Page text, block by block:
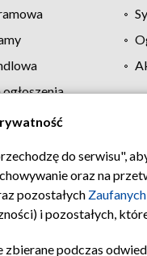
do serwisu",
oraz na
pozostałych
i pozostałych,
zbierane podczas